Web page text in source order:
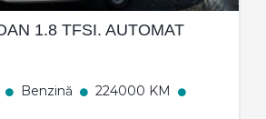
1.8 TFSI. AUTOMAT
Benzină
224000 KM